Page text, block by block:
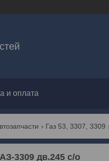
и оплата
Газ 53, 3307, 3309
3309 дв.245 с/о